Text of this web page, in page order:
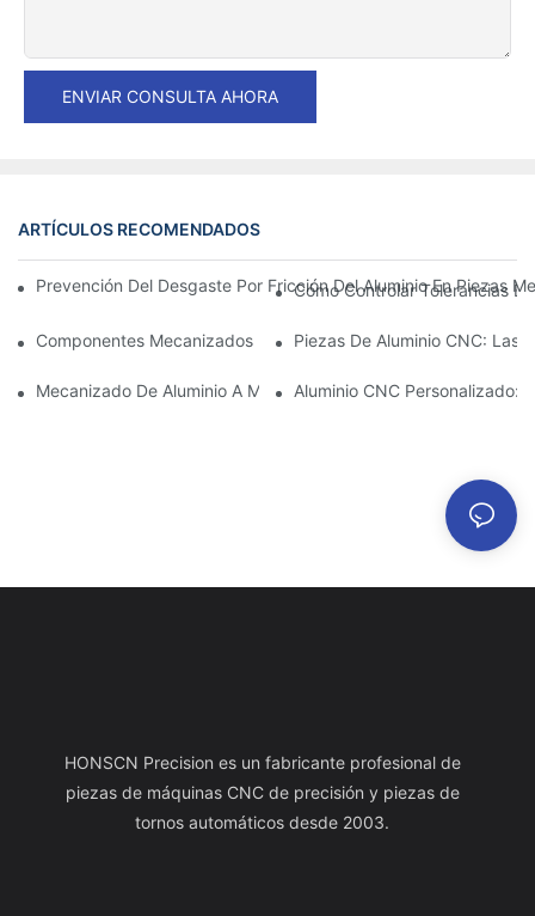
ENVIAR CONSULTA AHORA
ARTÍCULOS RECOMENDADOS
Prevención Del Desgaste Por Fricción Del Aluminio En Piezas
Cómo Controlar Tolerancias
Componentes Mecanizados De Aluminio: Personalización Para
Piezas De Aluminio CNC: Las
Mecanizado De Aluminio A Medida: Explorando Las Últimas
Aluminio CNC Personalizado:
HONSCN Precision es un fabricante profesional de
piezas de máquinas CNC de precisión y piezas de
tornos automáticos desde 2003.